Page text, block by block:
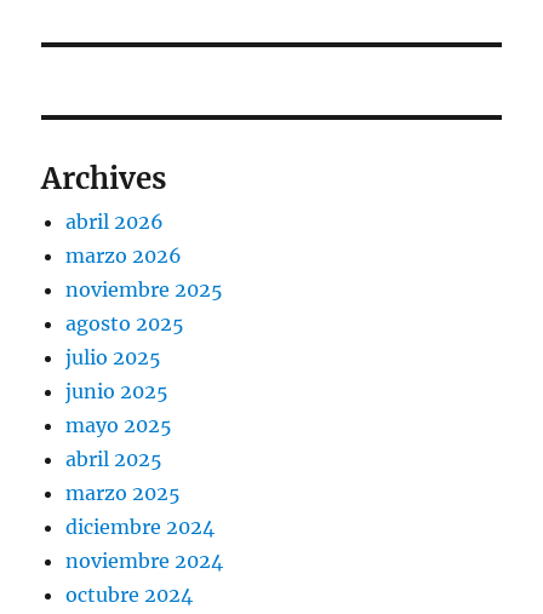
Archives
abril 2026
marzo 2026
noviembre 2025
agosto 2025
julio 2025
junio 2025
mayo 2025
abril 2025
marzo 2025
diciembre 2024
noviembre 2024
octubre 2024